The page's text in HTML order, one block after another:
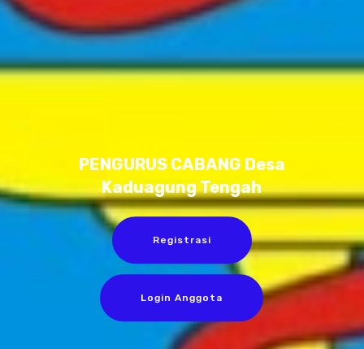
PENGURUS CABANG Desa
Kaduagung Tengah
Registrasi
Login Anggota